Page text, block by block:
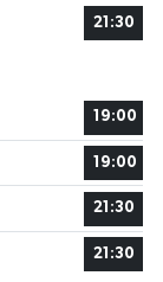
21:30
19:00
19:00
21:30
21:30